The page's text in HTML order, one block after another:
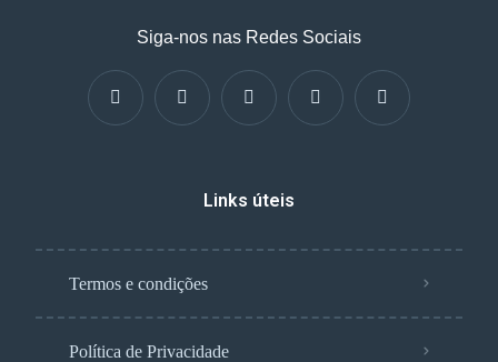
Siga-nos nas Redes Sociais
Links úteis
Termos e condições
Política de Privacidade